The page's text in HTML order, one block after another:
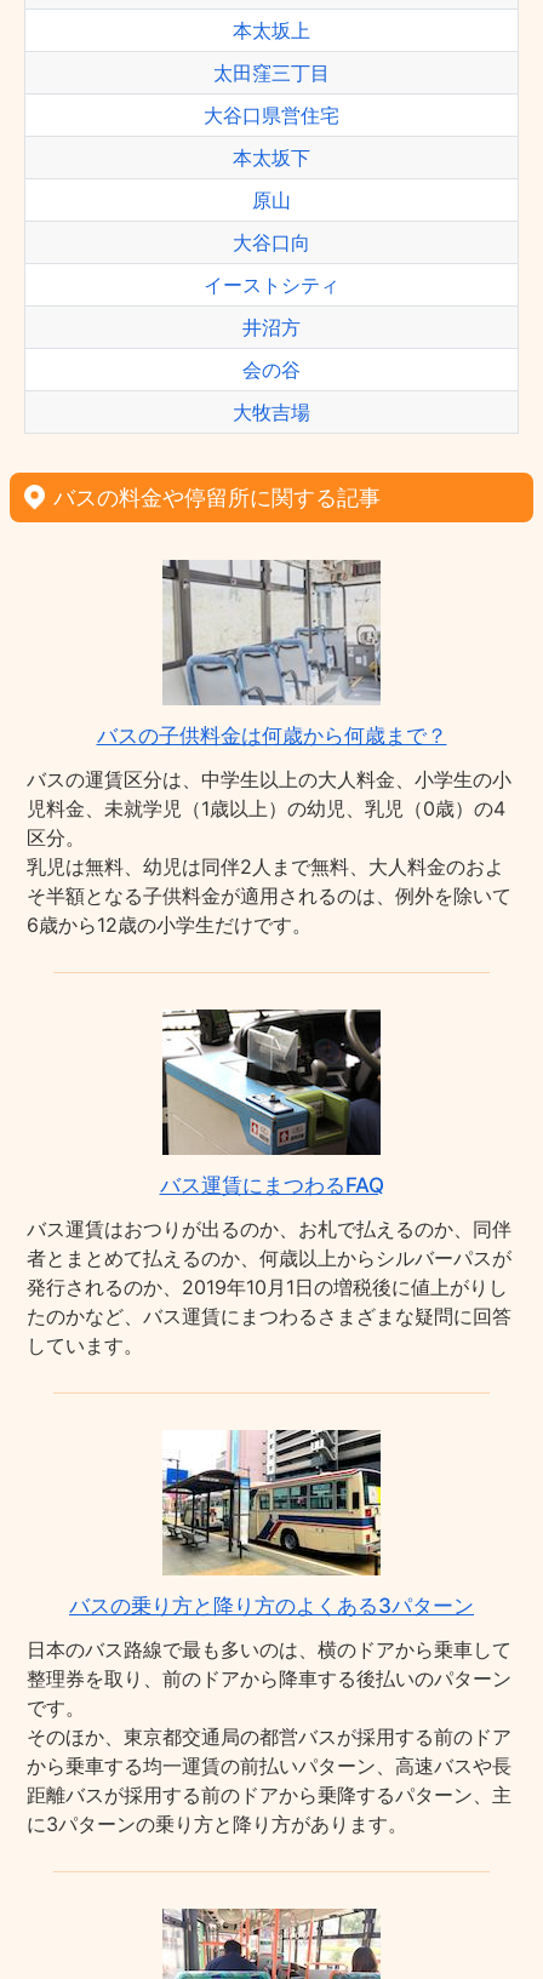
本太坂上
太田窪三丁目
大谷口県営住宅
本太坂下
原山
大谷口向
イーストシティ
井沼方
会の谷
大牧吉場
バスの料金や停留所に関する記事
バスの子供料金は何歳から何歳まで？
バスの運賃区分は、中学生以上の大人料金、小学生の小
児料金、未就学児（1歳以上）の幼児、乳児（0歳）の4
区分。
乳児は無料、幼児は同伴2人まで無料、大人料金のおよ
そ半額となる子供料金が適用されるのは、例外を除いて
6歳から12歳の小学生だけです。
バス運賃にまつわるFAQ
バス運賃はおつりが出るのか、お札で払えるのか、同伴
者とまとめて払えるのか、何歳以上からシルバーパスが
発行されるのか、2019年10月1日の増税後に値上がりし
たのかなど、バス運賃にまつわるさまざまな疑問に回答
しています。
バスの乗り方と降り方のよくある3パターン
日本のバス路線で最も多いのは、横のドアから乗車して
整理券を取り、前のドアから降車する後払いのパターン
です。
そのほか、東京都交通局の都営バスが採用する前のドア
から乗車する均一運賃の前払いパターン、高速バスや長
距離バスが採用する前のドアから乗降するパターン、主
に3パターンの乗り方と降り方があります。